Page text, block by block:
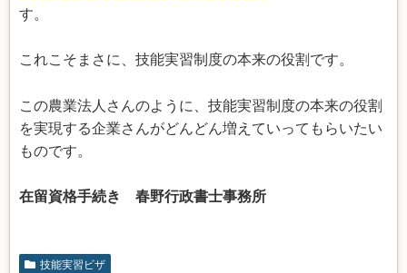
す。
これこそまさに、技能実習制度の本来の役割です。
この農業法人さんのように、技能実習制度の本来の役割
を実現する企業さんがどんどん増えていってもらいたい
ものです。
在留資格手続き 春野行政書士事務所
技能実習ビザ